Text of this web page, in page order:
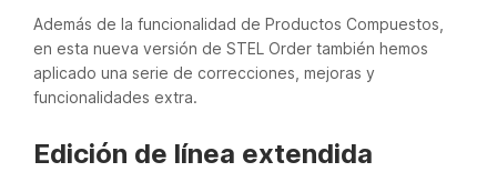
Además de la funcionalidad de Productos Compuestos,
en esta nueva versión de STEL Order también hemos
aplicado una serie de correcciones, mejoras y
funcionalidades extra.
Edición de línea extendida